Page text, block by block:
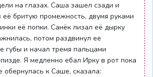
на глазах. Саша зашел сзади и
её бритую промежность, двумя руками
её попки. Санёк лизал её дырку
потом раздвинул ее
губы и начал тремя пальцами
Я медленно ебал Ирку в рот пока
обернулась к Саше, сказала: